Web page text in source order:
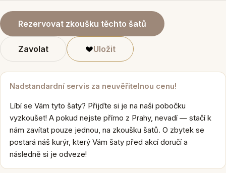
Rezervovat zkoušku těchto šatů
Zavolat Uložit
Nadstandardní servis za neuvěřitelnou cenu!
Líbí se Vám tyto šaty? Přijďte si je na naši pobočku
vyzkoušet! A pokud nejste přímo z Prahy, nevadí — stačí k
nám zavítat pouze jednou, na zkoušku šatů. O zbytek se
postará náš kurýr, který Vám šaty před akcí doručí a
následně si je odveze!